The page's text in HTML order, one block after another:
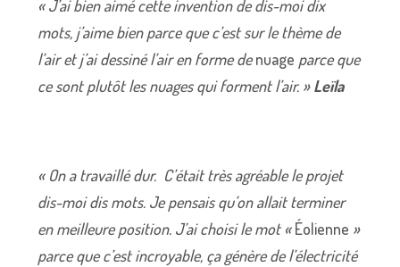
« J’ai bien aimé cette invention de dis-moi dix
mots, j’aime bien parce que c’est sur le thème de
l’air et j’ai dessiné l’air en forme denuage parce que
ce sont plutôt les nuages qui forment l’air. »Leïla
« On a travaillé dur. C’était très agréable le projet
dis-moi dis mots. Je pensais qu’on allait terminer
en meilleure position. J’ai choisi le mot «Éolienne »
parce que c’est incroyable, ça génère de l’électricité